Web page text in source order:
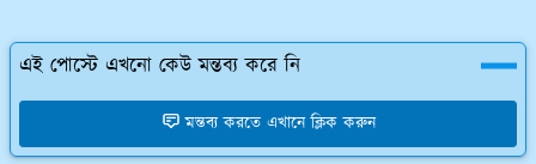
এই পোস্টে এখনো কেউ মন্তব্য করে নি
মন্তব্য করতে এখানে ক্লিক করুন